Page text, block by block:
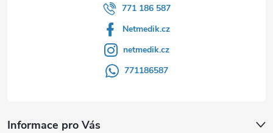
Informace pro Vás
771 186 587
Netmedik.cz
netmedik.cz
771186587